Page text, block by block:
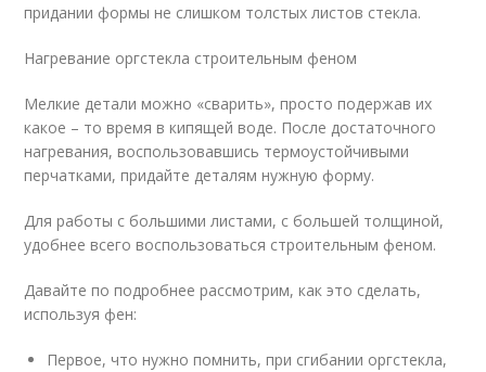
придании формы не слишком толстых листов стекла.
Нагревание оргстекла строительным феном
Мелкие детали можно «сварить», просто подержав их
какое – то время в кипящей воде. После достаточного
нагревания, воспользовавшись термоустойчивыми
перчатками, придайте деталям нужную форму.
Для работы с большими листами, с большей толщиной,
удобнее всего воспользоваться строительным феном.
Давайте по подробнее рассмотрим, как это сделать,
используя фен:
Первое, что нужно помнить, при сгибании оргстекла,